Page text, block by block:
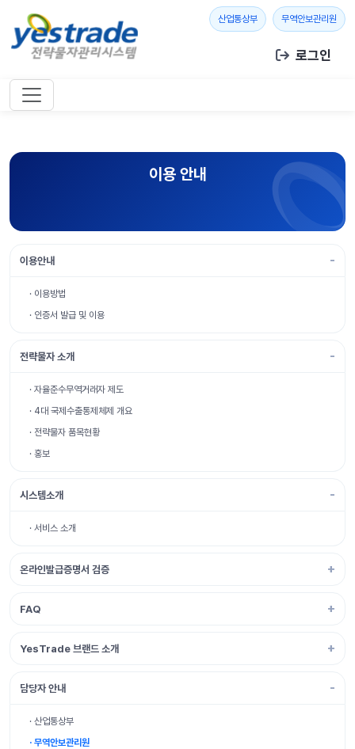
산업통상부새 창 열기무역안보관리원 새
로그인
이용 안내
이용안내
· 이용방법
· 인증서 발급 및 이용
전략물자 소개
· 자율준수무역거래자 제도
· 4대 국제수출통제체제 개요
· 전략물자 품목현황
· 홍보
시스템소개
· 서비스 소개
온라인발급증명서 검증
FAQ
YesTrade 브랜드 소개
담당자 안내
· 산업통상부
· 무역안보관리원